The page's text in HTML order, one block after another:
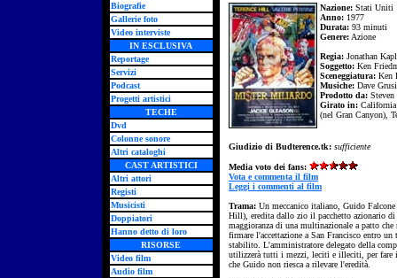
Biografie
Gallerie foto
Video interviste
IN ESCLUSIVA
Reportage
Servizi
Podcast
Progetti artistici
TECHE
Dvd
Colonne sonore
Altri cataloghi
CAST ARTISTICI
Altri attori
Registi
Musicisti
Doppiatori
Hanno detto di loro
RISORSE
Video film
Audio film
Nazione: Stati Uniti
Anno: 1977
Durata: 93 minuti
Genere: Azione
Regia: Jonathan
Soggetto: Ken
Sceneggiatura: Ken
Musiche: Dave
Prodotto da:
Girato in: California
(nel Gran Canyon),
Giudizio di Budterence.tk: sufficiente
Media voto dei fans:
Vota e commenta il film
Leggi i commenti al film
Trama: Un meccanico italiano, Guido Falcone
Hill), eredita dallo zio il pacchetto azionario di
maggioranza di una multinazionale a patto che
firmare l'accettazione a San Francisco entro un
stabilito. L'amministratore delegato della
utilizzerà tutti i mezzi, leciti e illeciti, per fare
che Guido non riesca a rilevare l'eredità.